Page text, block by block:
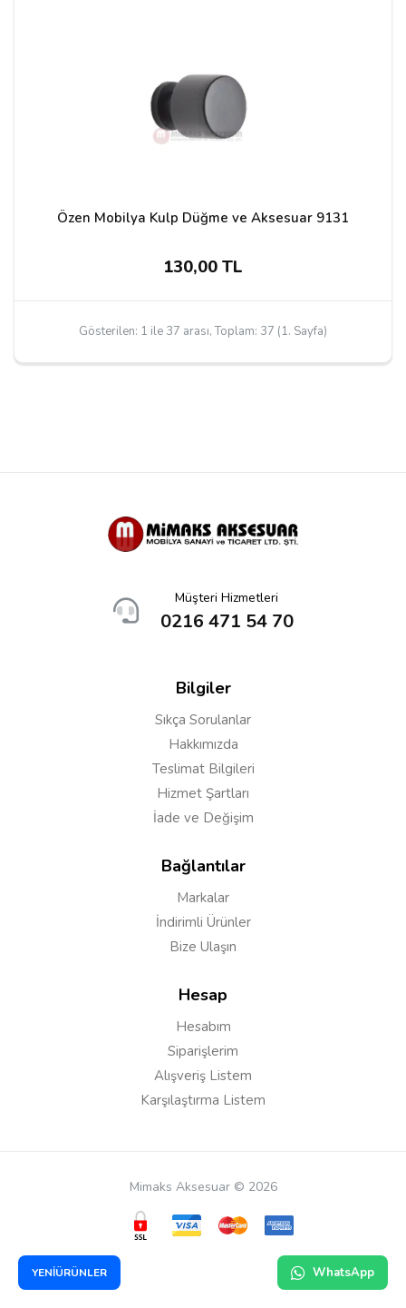
Özen Mobilya Kulp Düğme ve Aksesuar 9131
130,00 TL
Gösterilen: 1 ile 37 arası, Toplam: 37 (1. Sayfa)
Müşteri Hizmetleri
0216 471 54 70
Bilgiler
Sıkça Sorulanlar
Hakkımızda
Teslimat Bilgileri
Hizmet Şartları
İade ve Değişim
Bağlantılar
Markalar
İndirimli Ürünler
Bize Ulaşın
Hesap
Hesabım
Siparişlerim
Alışveriş Listem
Karşılaştırma Listem
Mimaks Aksesuar © 2026
YENİÜRÜNLER WhatsApp